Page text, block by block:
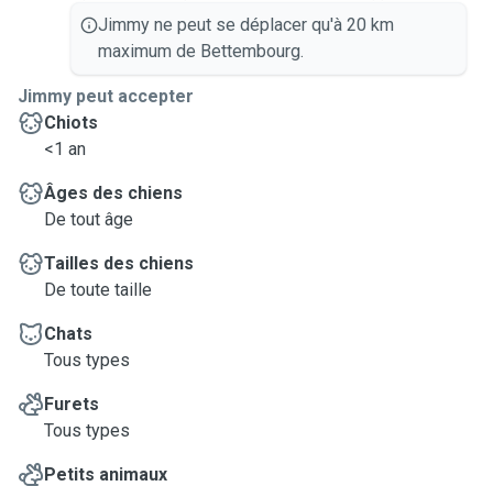
Jimmy ne peut se déplacer qu'à 20 km
maximum de Bettembourg.
Jimmy peut accepter
Chiots
<1 an
Âges des chiens
De tout âge
Tailles des chiens
De toute taille
Chats
Tous types
Furets
Tous types
Petits animaux